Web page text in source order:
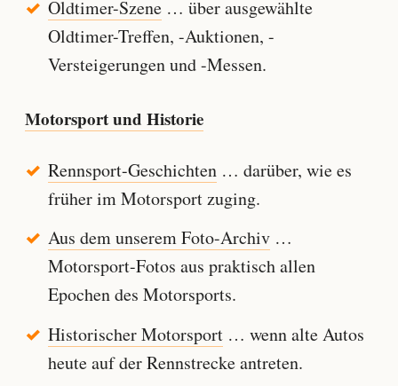
Oldtimer-Szene… über ausgewählte
Oldtimer-Treffen, -Auktionen, -
Versteigerungen und -Messen.
Motorsport und Historie
Rennsport-Geschichten… darüber, wie es
früher im Motorsport zuging.
Aus dem unserem Foto-Archiv…
Motorsport-Fotos aus praktisch allen
Epochen des Motorsports.
Historischer Motorsport… wenn alte Autos
heute auf der Rennstrecke antreten.